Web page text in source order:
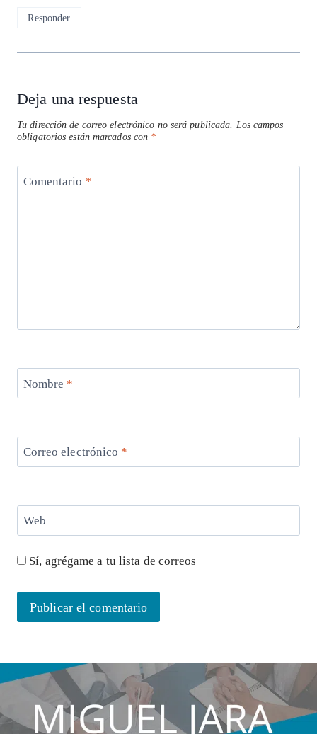
Responder
Deja una respuesta
Tu dirección de correo electrónico no será publicada. Los campos
obligatorios están marcados con *
Comentario *
Nombre *
Correo electrónico *
Web
Sí, agrégame a tu lista de correos